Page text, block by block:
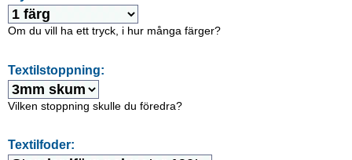
Om du vill ha ett tryck, i hur många färger?
Textilstoppning:
Vilken stoppning skulle du föredra?
Textilfoder: